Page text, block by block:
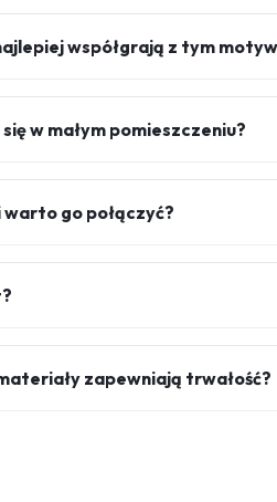
współgrają z tym
w małym pomieszczeniu?
go połączyć?
zapewniają trwałość?